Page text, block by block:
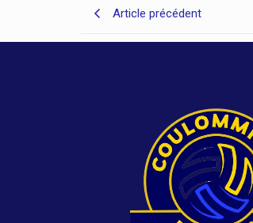
Article précédent